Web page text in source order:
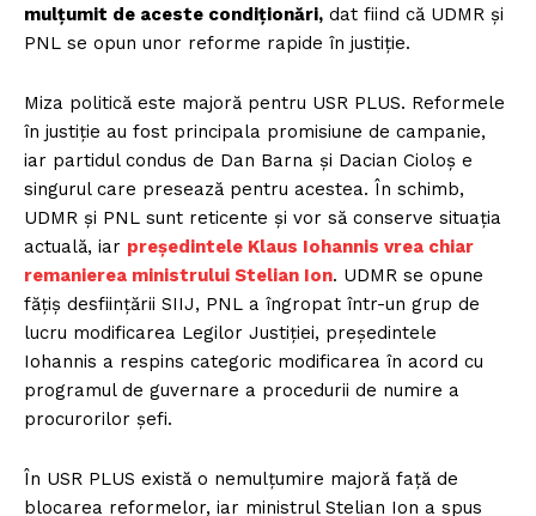
mulțumit de aceste condiționări, dat fiind că UDMR și
PNL se opun unor reforme rapide în justiție.
Miza politică este majoră pentru USR PLUS. Reformele
în justiție au fost principala promisiune de campanie,
iar partidul condus de Dan Barna și Dacian Cioloș e
singurul care presează pentru acestea. În schimb,
UDMR și PNL sunt reticente și vor să conserve situația
actuală, iar președintele Klaus Iohannis vrea chiar
remanierea ministrului Stelian Ion. UDMR se opune
fățiș desființării SIIJ, PNL a îngropat într-un grup de
lucru modificarea Legilor Justiției, președintele
Iohannis a respins categoric modificarea în acord cu
programul de guvernare a procedurii de numire a
procurorilor șefi.
În USR PLUS există o nemulțumire majoră față de
blocarea reformelor, iar ministrul Stelian Ion a spus